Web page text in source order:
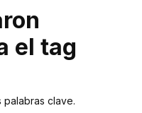
el tag
palabras clave.